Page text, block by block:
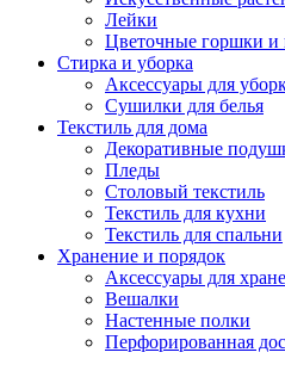
Лейки
Цветочные горшки и
Стирка и уборка
Аксессуары для
Сушилки для белья
Текстиль для дома
Декоративные
Пледы
Столовый текстиль
Текстиль для кухни
Текстиль для спальни
Хранение и порядок
Аксессуары для
Вешалки
Настенные полки
Перфорированная